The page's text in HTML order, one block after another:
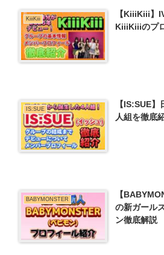
KiiiKiii
【KiiiKiii】
KiiiKiiiのプ
IS:SUE
【IS:SUE
人組を徹底
BABYMONSTER
【
の新ガール
ン徹底解説